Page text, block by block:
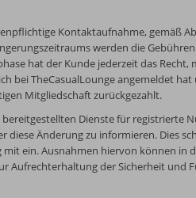
Kontaktaufnahme, gemäß
werden die
hat der Kunde jederzeit das
bei TheCasualLounge angemeldet
Mitgliedschaft zurückgezahlt.
Dienste für registrierte
Änderung zu informieren. Dies
ein. Ausnahmen hiervon können
der Sicherheit und